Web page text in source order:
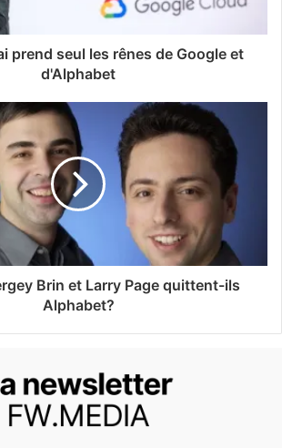
prend seul les rênes de Google et
d'Alphabet
Brin et Larry Page quittent-ils
Alphabet?